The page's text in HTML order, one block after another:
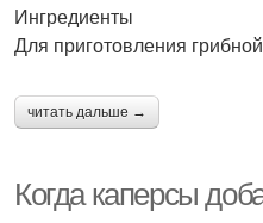
Ингредиенты
Для приготовления
читать дальше →
Когда каперсы